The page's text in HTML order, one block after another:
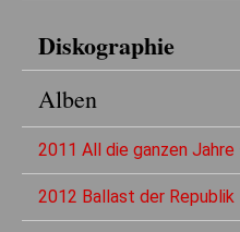
Diskographie
Alben
2011 All die ganzen
2012 Ballast der Republik